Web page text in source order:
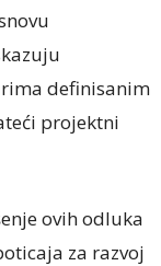
definisanim
projektni
ovih odluka
za razvoj